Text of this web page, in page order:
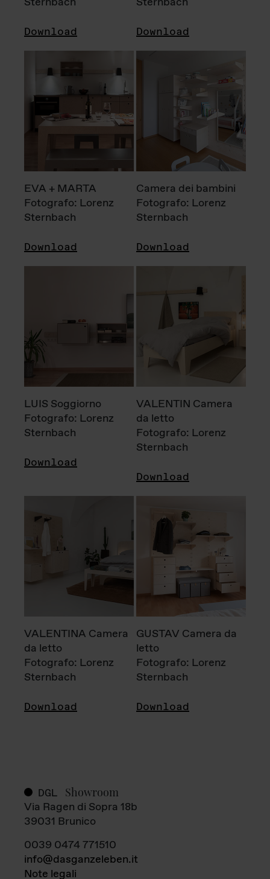
Download Download
EVA + MARTA
Fotografo: Lorenz
Sternbach
Download
Camera dei bambini
Fotografo: Lorenz
Sternbach
Download
LUIS Soggiorno
Fotografo: Lorenz
Sternbach
Download
VALENTIN Camera
da letto
Fotografo: Lorenz
Sternbach
Download
VALENTINA Camera
da letto
Fotografo: Lorenz
Sternbach
Download
GUSTAV Camera da
letto
Fotografo: Lorenz
Sternbach
Download
DGL Showroom
Via Ragen di Sopra 18b
39031 Brunico
0039 0474 771510
info@dasganzeleben.it
Note legali